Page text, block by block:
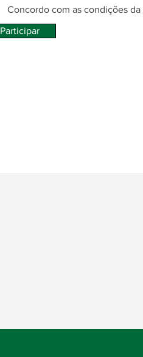
Concordo com as condições da
Participar